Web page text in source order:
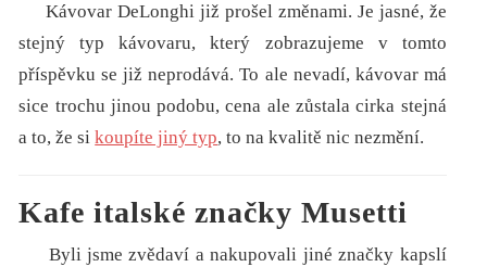
Kávovar DeLonghi již prošel změnami. Je jasné, že
stejný typ kávovaru, který zobrazujeme v tomto
příspěvku se již neprodává. To ale nevadí, kávovar má
sice trochu jinou podobu, cena ale zůstala cirka stejná
a to, že sikoupíte jiný typ, to na kvalitě nic nezmění.
Kafe italské značky Musetti
Byli jsme zvědaví a nakupovali jiné značky kapslí